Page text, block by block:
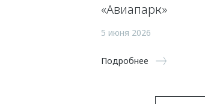
«Авиапарк»
5 июня 2026
Подробнее